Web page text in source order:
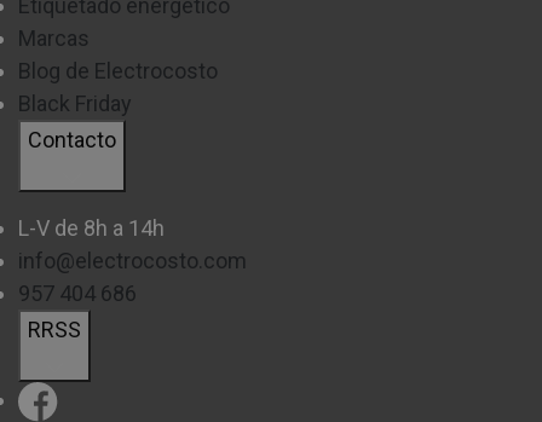
Marcas
Blog de Electrocosto
Black Friday
Contacto
L-V de 8h a 14h
info@electrocosto.com
957 404 686
RRSS